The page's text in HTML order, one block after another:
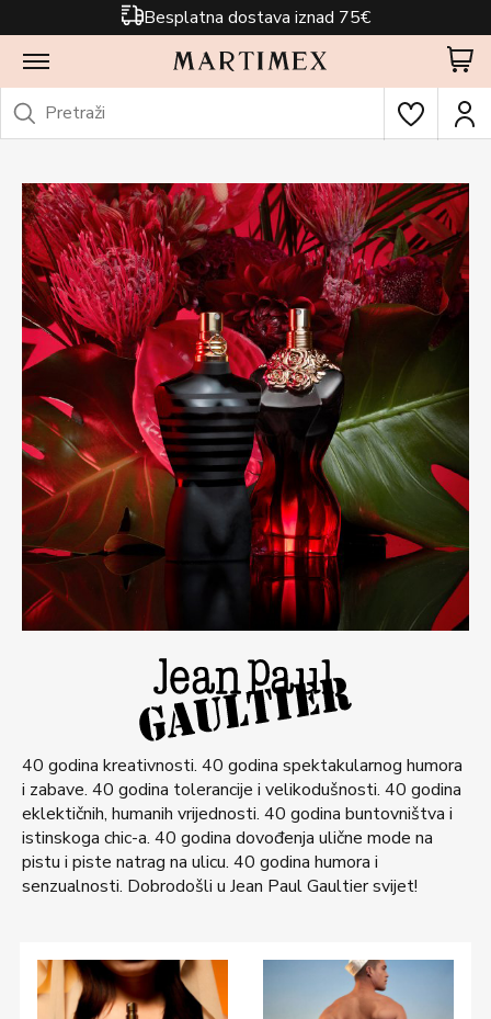
Besplatna dostava iznad 75€
40 godina kreativnosti. 40 godina spektakularnog humora
i zabave. 40 godina tolerancije i velikodušnosti. 40 godina
eklektičnih, humanih vrijednosti. 40 godina buntovništva i
istinskoga chic-a. 40 godina dovođenja ulične mode na
pistu i piste natrag na ulicu. 40 godina humora i
senzualnosti. Dobrodošli u Jean Paul Gaultier svijet!